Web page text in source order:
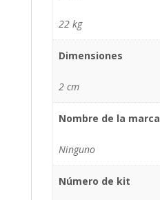
22 kg
Dimensiones
2 cm
Nombre de la marca
Ninguno
Número de kit